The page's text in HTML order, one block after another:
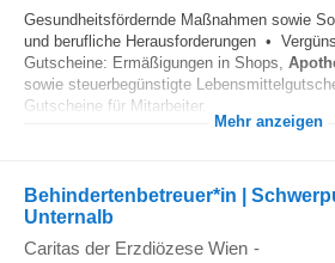
Gesundheitsfördernde Maßnahmen sowie
und berufliche Herausforderungen •
Gutscheine: Ermäßigungen in Shops,
sowie steuerbegünstigte
Gutscheine für Mitarbeiter...
Mehr anzeigen
Behindertenbetreuer*in |
Unternalb
Caritas der Erzdiözese Wien -